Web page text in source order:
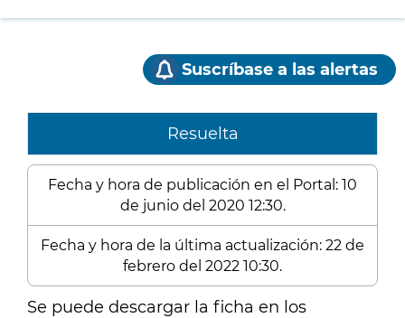
Suscríbase a las alertas
Resuelta
Fecha y hora de publicación en el Portal: 10
de junio del 2020 12:30.
Fecha y hora de la última actualización: 22 de
febrero del 2022 10:30.
Se puede descargar la ficha en los